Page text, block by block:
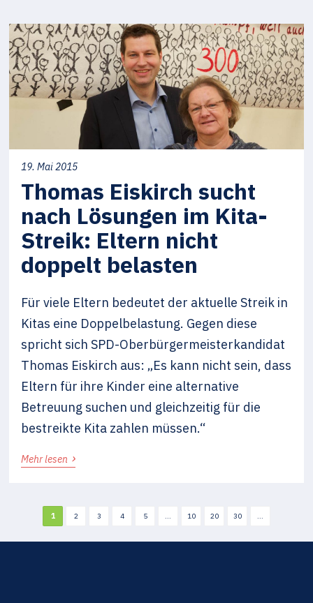
19. Mai 2015
Thomas Eiskirch sucht
nach Lösungen im Kita-
Streik: Eltern nicht
doppelt belasten
Für viele Eltern bedeutet der aktuelle Streik in
Kitas eine Doppelbelastung. Gegen diese
spricht sich SPD-Oberbürgermeisterkandidat
Thomas Eiskirch aus: „Es kann nicht sein, dass
Eltern für ihre Kinder eine alternative
Betreuung suchen und gleichzeitig für die
bestreikte Kita zahlen müssen.“
Mehr lesen ›
1 2 3 4 5 ... 10 20 30 ...